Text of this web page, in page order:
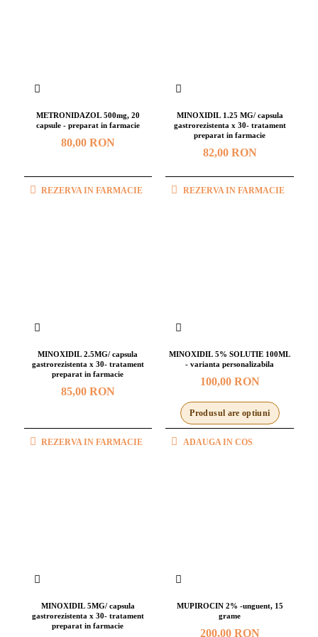
METRONIDAZOL 500mg, 20
capsule - preparat in farmacie
80,00 RON
REZERVA IN FARMACIE
MINOXIDIL 1.25 MG/ capsula
gastrorezistenta x 30- tratament
preparat in farmacie
82,00 RON
REZERVA IN FARMACIE
MINOXIDIL 2.5MG/ capsula
gastrorezistenta x 30- tratament
preparat in farmacie
85,00 RON
REZERVA IN FARMACIE
MINOXIDIL 5% SOLUTIE 100ML
- varianta personalizabila
100,00 RON
Produsul are optiuni
ADAUGA IN COS
MINOXIDIL 5MG/ capsula
gastrorezistenta x 30- tratament
preparat in farmacie
MUPIROCIN 2% -unguent, 15
grame
200,00 RON